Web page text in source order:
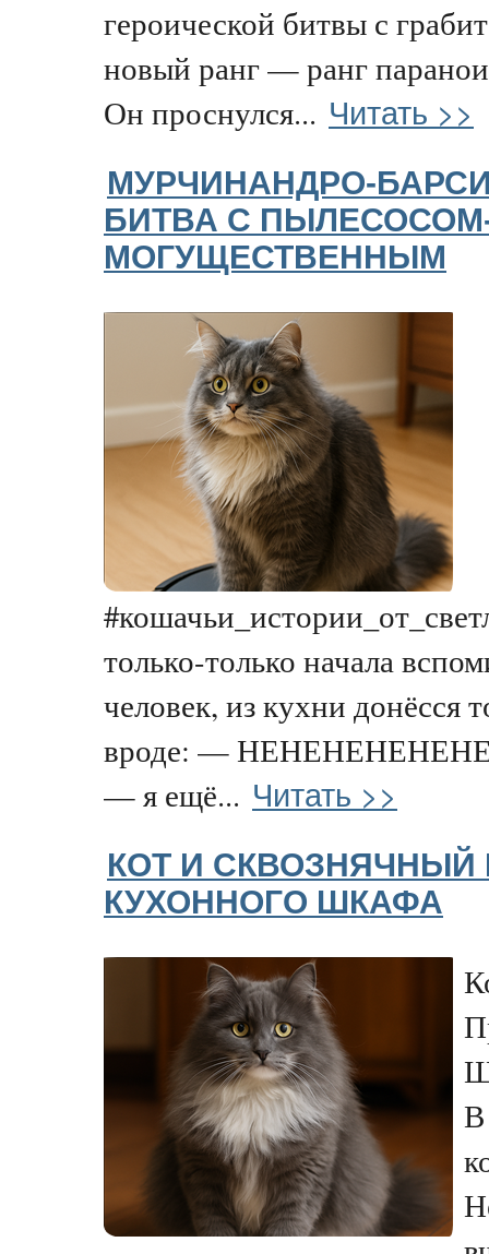
героической битвы с
новый ранг — ранг
Он проснулся... Читать >>
МУРЧИНАНДРО-
БИТВА С
МОГУЩЕСТВЕННЫМ
только-только начала
человек, из кухни донёсся
вроде: —
— я ещё... Читать >>
КОТ И СКВОЗНЯЧНЫЙ
КУХОННОГО ШКАФА
В